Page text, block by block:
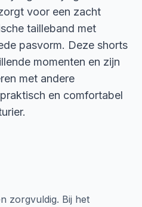
voor een zacht
tailleband met
pasvorm. Deze shorts
momenten en zijn
met andere
en comfortabel
zorgvuldig. Bij het